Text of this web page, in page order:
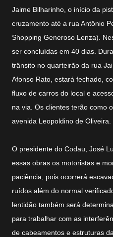
Jaime Bilharinho, o início da
cruzamento até a rua Antônio
Shopping Generoso Lenza).
ser concluídas em 40 dias.
trânsito no quarteirão da rua
Afonso Rato, estará fechado,
fluxo de carros do local e
na via. Os clientes terão como
avenida Leopoldino de Oliveira.
O presidente do Codau, José
essas obras os motoristas e
paciência, pois ocorrerá
ruídos além do normal
lentidão também será
para trabalhar com as
de cabeamentos e estruturas